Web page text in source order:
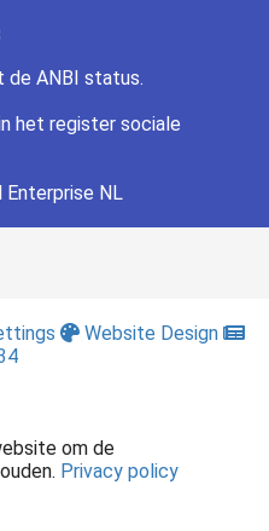
de ANBI status.
het register sociale
Enterprise NL
Website Design
om de
Privacy policy